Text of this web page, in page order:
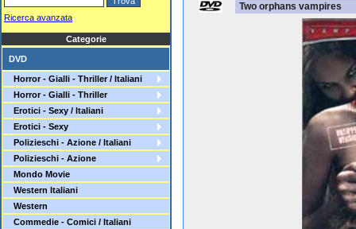
Ricerca avanzata
Categorie
DVD
Horror - Gialli - Thriller / Italiani
Horror - Gialli - Thriller
Erotici - Sexy / Italiani
Erotici - Sexy
Polizieschi - Azione / Italiani
Polizieschi - Azione
Mondo Movie
Western Italiani
Western
Commedie - Comici / Italiani
Two orphans vampires